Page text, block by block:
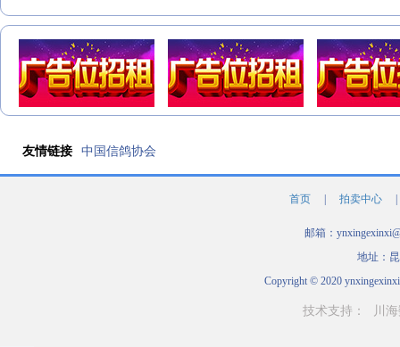
友情链接 中国信鸽协会
首页 拍卖中心
邮箱：
地址：
Copyright © 2020
技术支持： 川